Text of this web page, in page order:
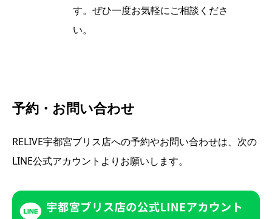
す。ぜひ一度お気軽にご相談くださ
い。
予約・お問い合わせ
RELIVE宇都宮ブリス店への予約やお問い合わせは、次の
LINE公式アカウントよりお願いします。